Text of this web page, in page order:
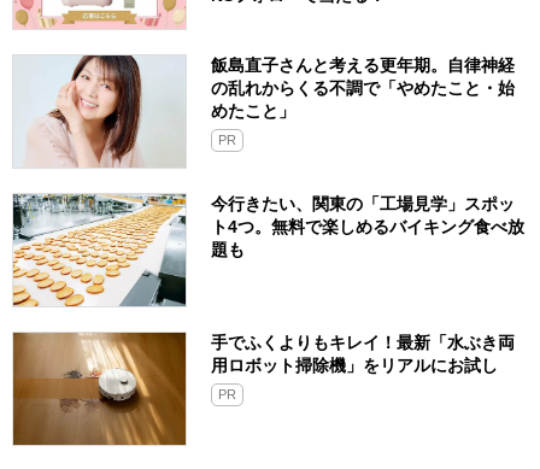
飯島直子さんと考える更年期。自律神経
の乱れからくる不調で「やめたこと・始
めたこと」
PR
今行きたい、関東の「工場見学」スポッ
ト4つ。無料で楽しめるバイキング食べ放
題も
手でふくよりもキレイ！最新「水ぶき両
用ロボット掃除機」をリアルにお試し
PR